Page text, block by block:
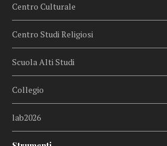
Centro Culturale
Centro Studi Religiosi
Scuola Alti Studi
Collegio
lab2026